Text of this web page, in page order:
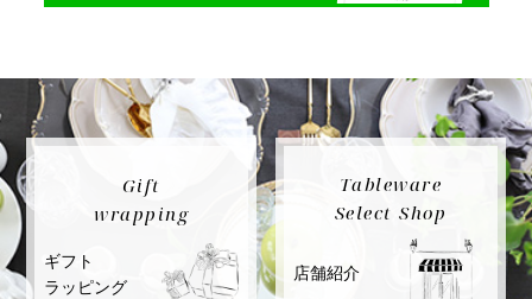
Gift
wrapping
ギフト
ラッピング
Tableware
Select Shop
店舗紹介